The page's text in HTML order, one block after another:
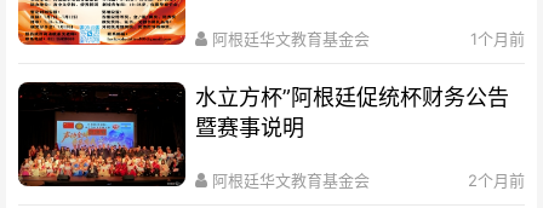
阿根廷华文教育基金会 1个月前
水立方杯”阿根廷促统杯财务公告
暨赛事说明
阿根廷华文教育基金会 2个月前